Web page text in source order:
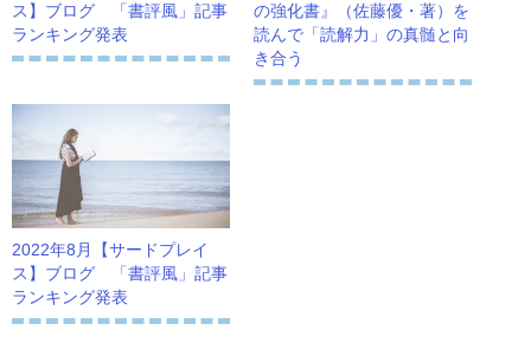
ス】ブログ 「書評風」記事
ランキング発表
の強化書』（佐藤優・著）を
読んで「読解力」の真髄と向
き合う
2022年8月【サードプレイ
ス】ブログ 「書評風」記事
ランキング発表